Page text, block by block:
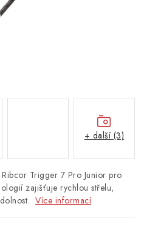
Trigger 7 Pro Junior pro
zajišťuje rychlou střelu,
Více informací
+ další (3)